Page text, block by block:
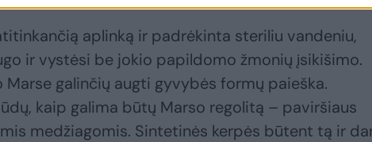
aplinką ir padrėkinta steriliu vandeniu,
ir vystėsi be jokio papildomo žmonių įsikišimo.
galinčių augti gyvybės formų paieška.
kaip galima būtų Marso regolitą – paviršiaus
medžiagomis. Sintetinės kerpės būtent tą ir